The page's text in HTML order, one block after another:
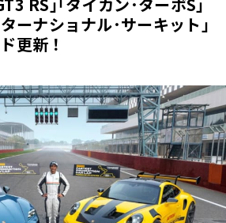
ーナショナル･サーキット｣
更新！